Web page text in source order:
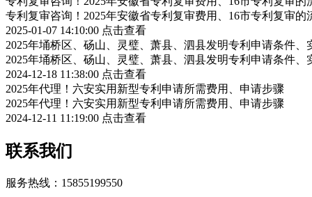
专利复审咨询！2025年安徽省专利复审费用、16市专利复审的
2025-01-07 14:10:00 点击查看
2025年埇桥区、砀山、灵璧、萧县、泗县发明专利申请条件、
2025年埇桥区、砀山、灵璧、萧县、泗县发明专利申请条件、
2024-12-18 11:38:00 点击查看
2025年代理！六安实用新型专利申请所需费用、申请步骤
2025年代理！六安实用新型专利申请所需费用、申请步骤
2024-12-11 11:19:00 点击查看
联系我们
服务热线：15855199550